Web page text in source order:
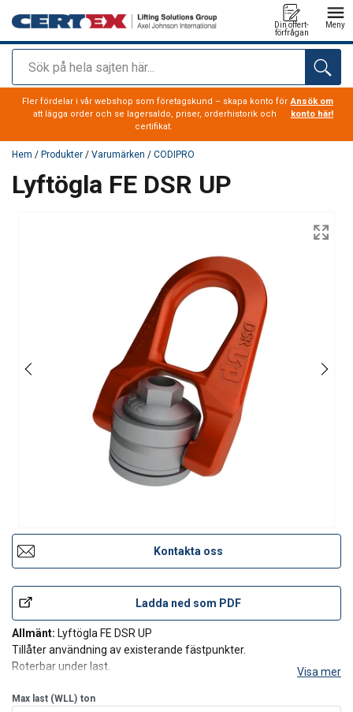
Sök
Din offert-
förfrågan
Meny
tillagd i varukorg
Fler fördelar i vår webshop som företagskund – skapa konto för
att lägga order och se lagersaldo, priser, orderhistorik och
certifikat.
Ansök om
konto här!
Hem / Produkter / Varumärken / CODIPRO
Lyftögla FE DSR UP
Kontakta oss
Ladda ned som PDF
Allmänt: Lyftögla FE DSR UP
Tillåter användning av existerande fästpunkter.
Roterbar under last.
Visa mer
Max last (WLL) ton